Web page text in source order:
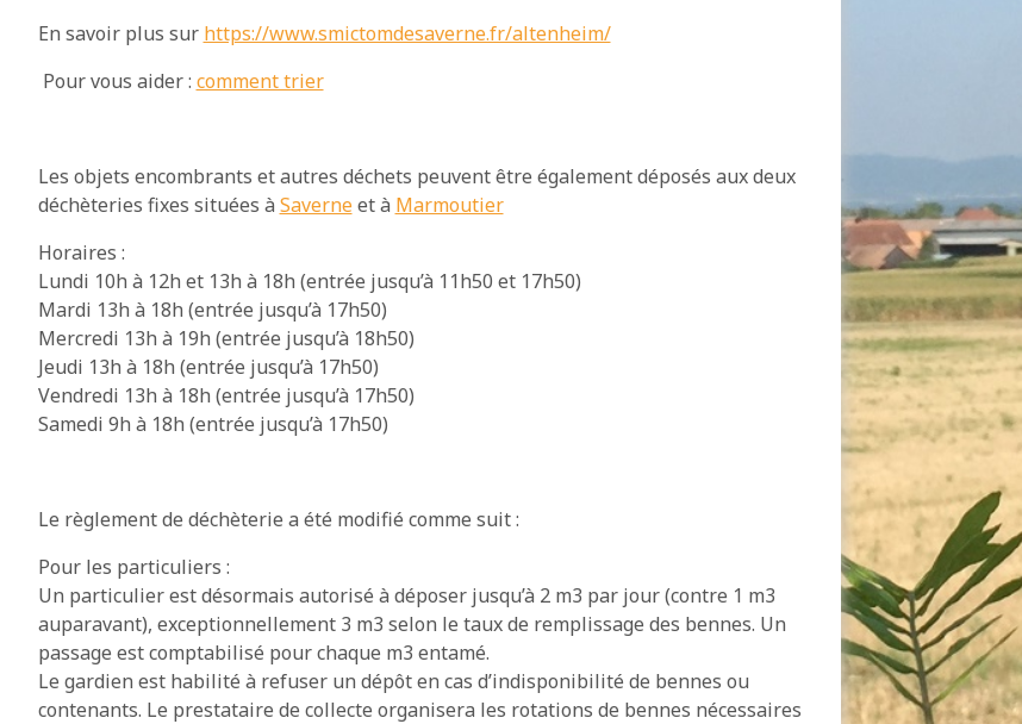
En savoir plus sur https://www.smictomdesaverne.fr/altenheim/
Pour vous aider : comment trier
Les objets encombrants et autres déchets peuvent être également déposés aux deux
déchèteries fixes situées à Saverneet à Marmoutier
Horaires :
Lundi 10h à 12h et 13h à 18h (entrée jusqu’à 11h50 et 17h50)
Mardi 13h à 18h (entrée jusqu’à 17h50)
Mercredi 13h à 19h (entrée jusqu’à 18h50)
Jeudi 13h à 18h (entrée jusqu’à 17h50)
Vendredi 13h à 18h (entrée jusqu’à 17h50)
Samedi 9h à 18h (entrée jusqu’à 17h50)
Le règlement de déchèterie a été modifié comme suit :
Pour les particuliers :
Un particulier est désormais autorisé à déposer jusqu’à 2 m3 par jour (contre 1 m3
auparavant), exceptionnellement 3 m3 selon le taux de remplissage des bennes. Un
passage est comptabilisé pour chaque m3 entamé.
Le gardien est habilité à refuser un dépôt en cas d’indisponibilité de bennes ou
contenants. Le prestataire de collecte organisera les rotations de bennes nécessaires